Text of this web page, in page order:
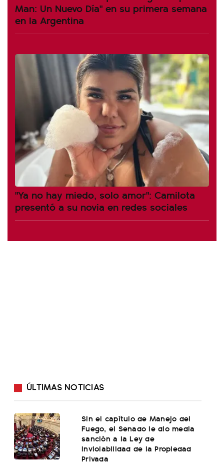
Man: Un Nuevo Día" en su primera semana
en la Argentina
"Ya no hay miedo, solo amor": Camilota
presentó a su novia en redes sociales
ÚLTIMAS NOTICIAS
Sin el capítulo de Manejo del
Fuego, el Senado le dio media
sanción a la Ley de
Inviolabilidad de la Propiedad
Privada